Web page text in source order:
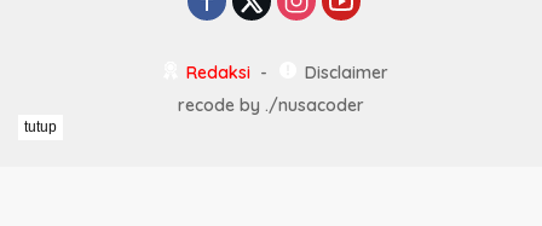
Redaksi
Disclaimer
recode by ./nusacoder
tutup